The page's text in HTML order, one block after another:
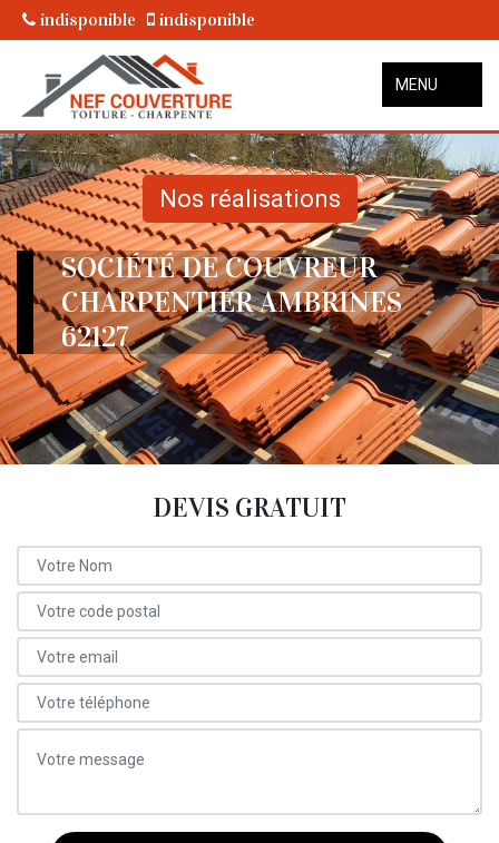
indisponible indisponible
MENU
Nos réalisations
SOCIÉTÉ DE COUVREUR
CHARPENTIER AMBRINES
62127
DEVIS GRATUIT